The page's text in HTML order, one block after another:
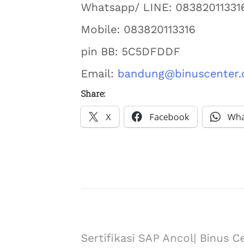
Whatsapp/ LINE: 0
Mobile: 083820113316
pin BB: 5C5DFDDF
Email:
Share:
X Facebook
Sertifikasi SAP Ancol| Binus